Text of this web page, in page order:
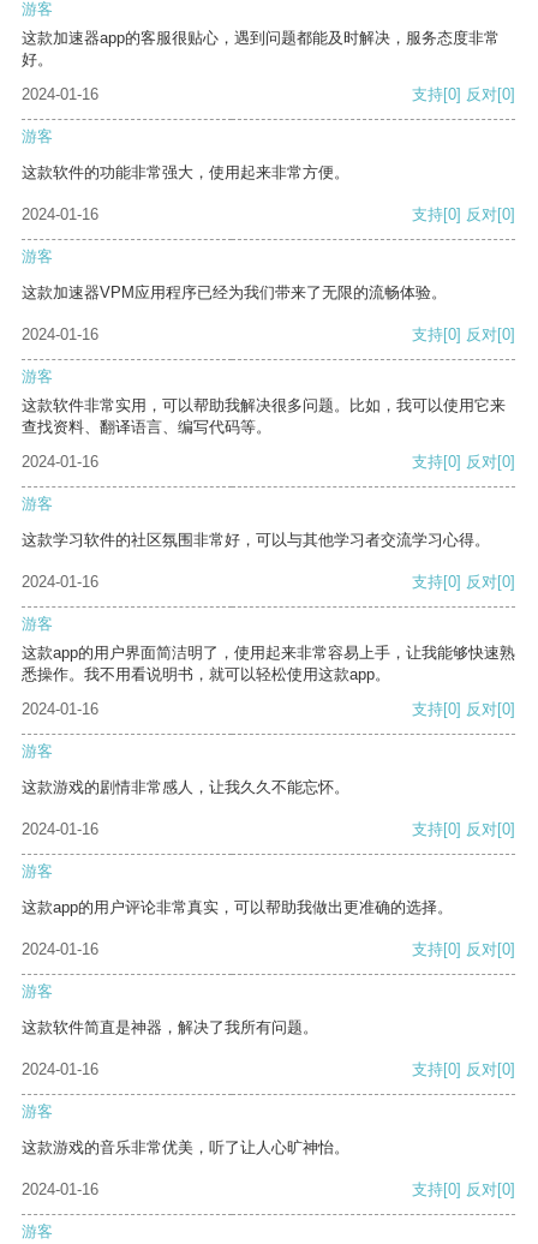
游客
这款加速器app的客服很贴心，遇到问题都能及时解决，服务态度非常
好。
2024-01-16
支持[0] 反对[0]
游客
这款软件的功能非常强大，使用起来非常方便。
2024-01-16 支持[0] 反对[0]
游客
这款加速器VPM应用程序已经为我们带来了无限的流畅体验。
2024-01-16 支持[0] 反对[0]
游客
这款软件非常实用，可以帮助我解决很多问题。比如，我可以使用它来
查找资料、翻译语言、编写代码等。
2024-01-16
支持[0] 反对[0]
游客
这款学习软件的社区氛围非常好，可以与其他学习者交流学习心得。
2024-01-16 支持[0] 反对[0]
游客
这款app的用户界面简洁明了，使用起来非常容易上手，让我能够快速熟
悉操作。我不用看说明书，就可以轻松使用这款app。
2024-01-16
支持[0] 反对[0]
游客
这款游戏的剧情非常感人，让我久久不能忘怀。
2024-01-16 支持[0] 反对[0]
游客
这款app的用户评论非常真实，可以帮助我做出更准确的选择。
2024-01-16 支持[0] 反对[0]
游客
这款软件简直是神器，解决了我所有问题。
2024-01-16 支持[0] 反对[0]
游客
这款游戏的音乐非常优美，听了让人心旷神怡。
2024-01-16 支持[0] 反对[0]
游客